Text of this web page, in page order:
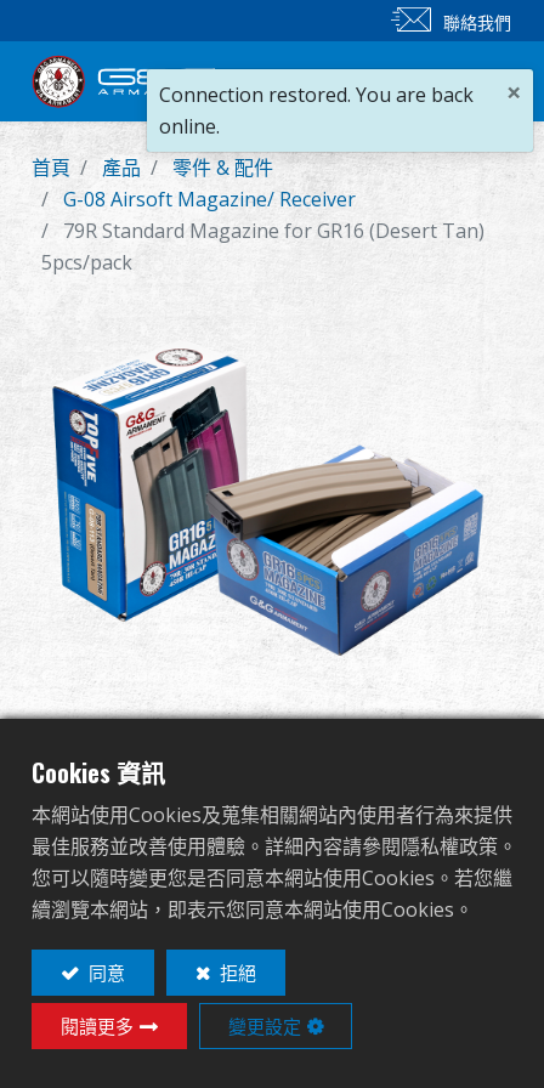
新產品
步槍
零件 & 配件
BB 彈
射擊訓練系列
全球經銷
關於怪怪
活動與報導
支援服務
登入
繁體中文
Français
聯絡我們
首頁 產品
零件 & 配件
G-08 Airsoft Magazine/ Receiver
79R Standard Magazine for GR16 (Desert Tan)
5pcs/pack
GR16 (Desert Tan)
5pcs/pack
G-08-113
G-08-113
OTHER COLOR
Cookies 資訊
本網站使用Cookies及蒐集相關網站內使用者行為來提供
最佳服務並改善使用體驗。詳細內容請參閱隱私權政策。
您可以隨時變更您是否同意本網站使用Cookies。若您繼
續瀏覽本網站，即表示您同意本網站使用Cookies。
同意
拒絕
閱讀更多
變更設定
×
Connection restored. You are back
online.